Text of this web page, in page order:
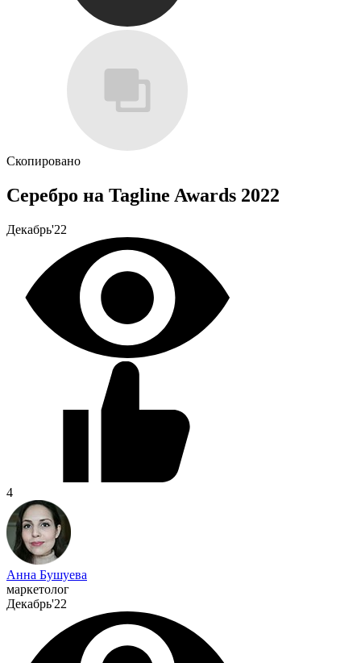
Скопировано
Серебро на Tagline Awards 2022
Декабрь'22
4
Анна Бушуева
маркетолог
Декабрь'22